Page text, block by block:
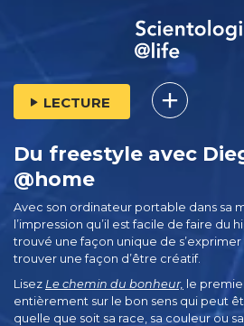
LECTURE
Du freestyle avec
@home
Avec son ordinateur portable dans sa
l’impression qu’il est facile de faire du
trouvé une façon unique de s’exprimer
trouver une façon d’être créatif.
Lisez Le chemin du bonheur, le
entièrement sur le bon sens qui peut
quelle que soit sa race, sa couleur ou